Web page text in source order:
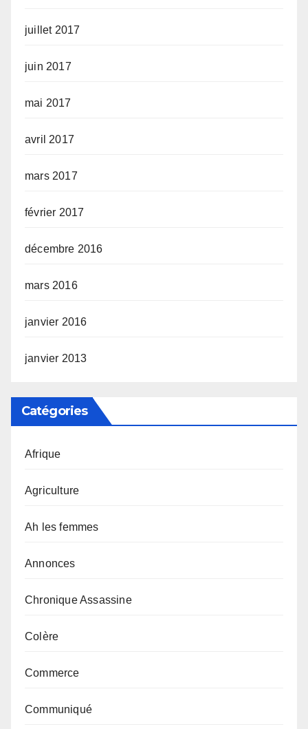
juillet 2017
juin 2017
mai 2017
avril 2017
mars 2017
février 2017
décembre 2016
mars 2016
janvier 2016
janvier 2013
Catégories
Afrique
Agriculture
Ah les femmes
Annonces
Chronique Assassine
Colère
Commerce
Communiqué